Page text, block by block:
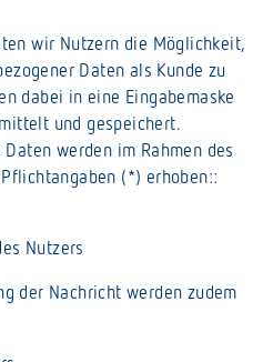
wir Nutzern die Möglichkeit,
Daten als Kunde zu
dabei in eine Eingabemaske
und gespeichert.
werden im Rahmen des
(*) erhoben::
Nutzers
der Nachricht werden zudem